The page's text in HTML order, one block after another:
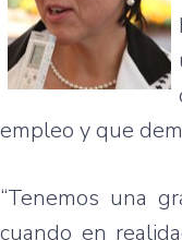
empleo y que
“Tenemos una
cuando en